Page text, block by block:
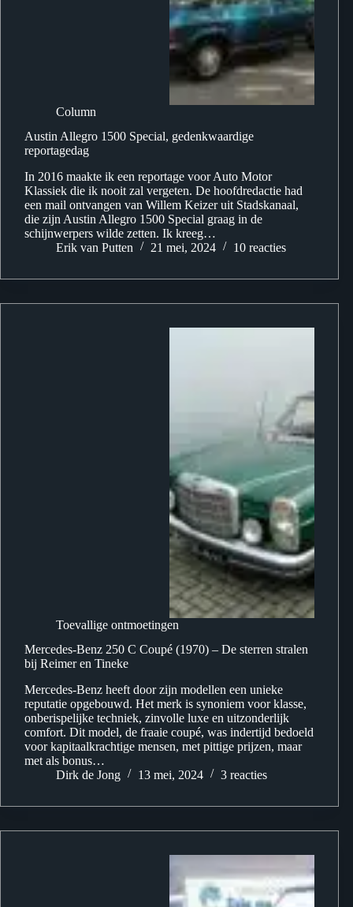
Column
Austin Allegro 1500 Special, gedenkwaardige
reportagedag
In 2016 maakte ik een reportage voor Auto Motor
Klassiek die ik nooit zal vergeten. De hoofdredactie had
een mail ontvangen van Willem Keizer uit Stadskanaal,
die zijn Austin Allegro 1500 Special graag in de
schijnwerpers wilde zetten. Ik kreeg…
Erik van Putten
21 mei, 2024 10 reacties
Toevallige ontmoetingen
Mercedes-Benz 250 C Coupé (1970) – De sterren stralen
bij Reimer en Tineke
Mercedes-Benz heeft door zijn modellen een unieke
reputatie opgebouwd. Het merk is synoniem voor klasse,
onberispelijke techniek, zinvolle luxe en uitzonderlijk
comfort. Dit model, de fraaie coupé, was indertijd bedoeld
voor kapitaalkrachtige mensen, met pittige prijzen, maar
met als bonus…
Dirk de Jong
13 mei, 2024 3 reacties